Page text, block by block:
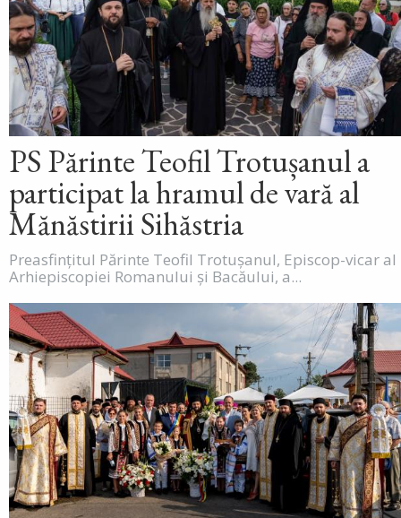
PS Părinte Teofil Trotușanul a
participat la hramul de vară al
Mănăstirii Sihăstria
Preasfințitul Părinte Teofil Trotușanul, Episcop-vicar al
Arhiepiscopiei Romanului și Bacăului, a...